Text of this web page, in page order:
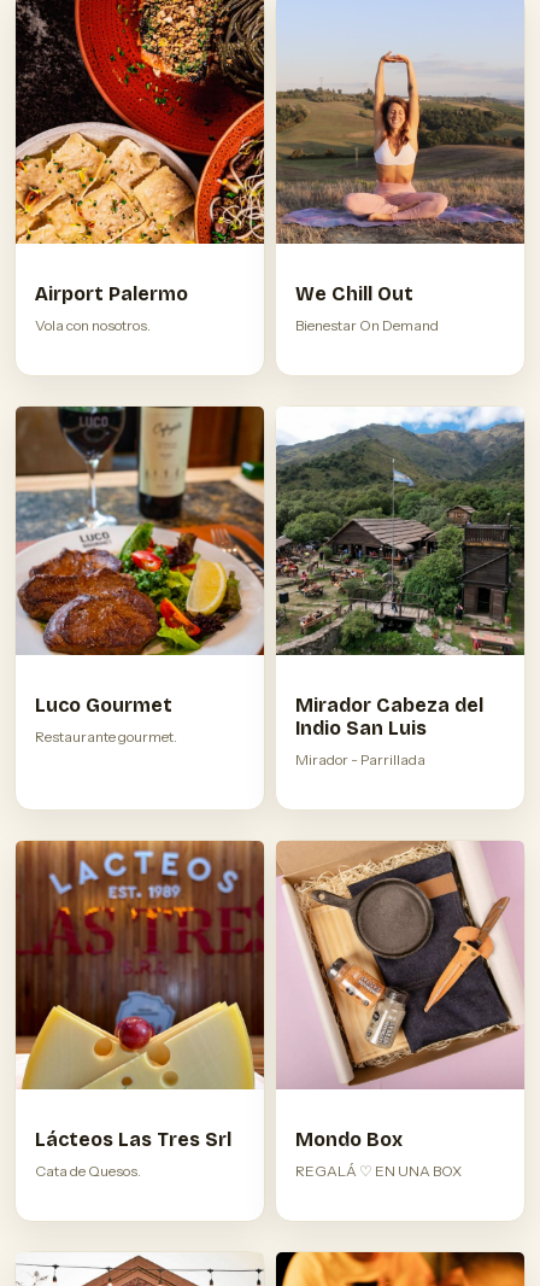
Airport Palermo
Vola con nosotros.
We Chill Out
Bienestar On Demand
Luco Gourmet
Restaurante gourmet.
Mirador Cabeza del
Indio San Luis
Mirador - Parrillada
Lácteos Las Tres Srl
Cata de Quesos.
Mondo Box
REGALÁ ♡ EN UNA BOX